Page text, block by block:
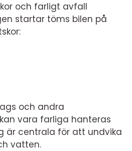
och farligt avfall
startar töms bilen på
och andra
vara farliga hanteras
är centrala för att undvika
vatten.